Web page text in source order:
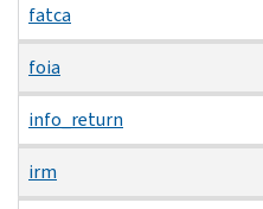
fatca
foia
info_return
irm